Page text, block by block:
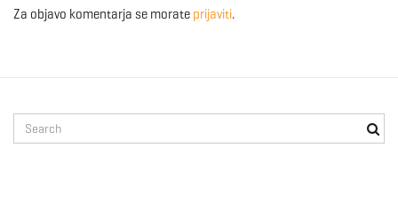
Za objavo komentarja se morate prijaviti.
e